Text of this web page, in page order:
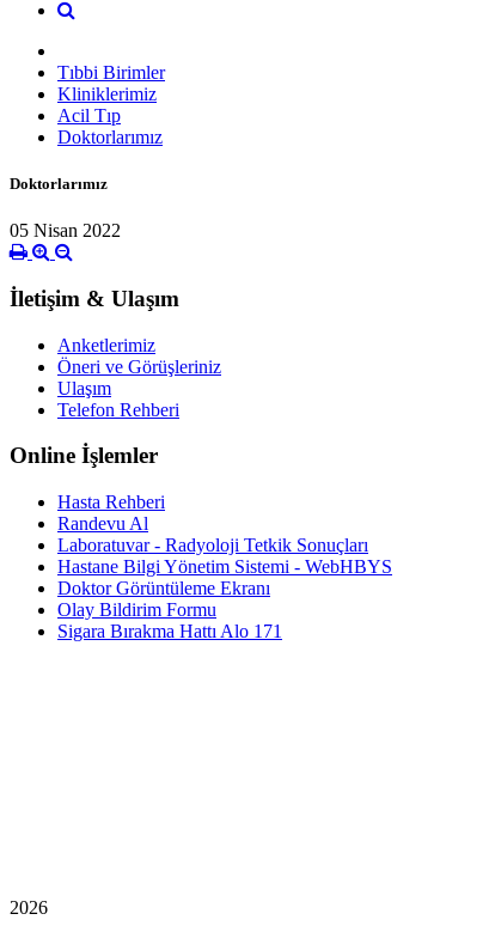
Tıbbi Birimler
Kliniklerimiz
Acil Tıp
Doktorlarımız
Doktorlarımız
05 Nisan 2022
İletişim & Ulaşım
Anketlerimiz
Öneri ve Görüşleriniz
Ulaşım
Telefon Rehberi
Online İşlemler
Hasta Rehberi
Randevu Al
Laboratuvar - Radyoloji Tetkik Sonuçları
Hastane Bilgi Yönetim Sistemi - WebHBYS
Doktor Görüntüleme Ekranı
Olay Bildirim Formu
Sigara Bırakma Hattı Alo 171
2026